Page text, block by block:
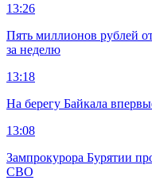
13:26
Пять миллионов рублей
за неделю
13:18
На берегу Байкала
13:08
Зампрокурора Бурятии
СВО